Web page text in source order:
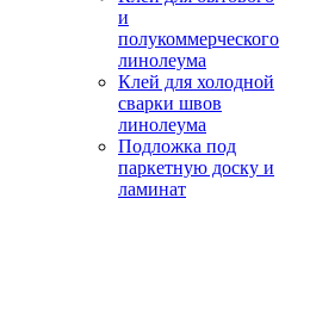
и
полукоммерческого
линолеума
Клей для холодной
сварки швов
линолеума
Подложка под
паркетную доску и
ламинат